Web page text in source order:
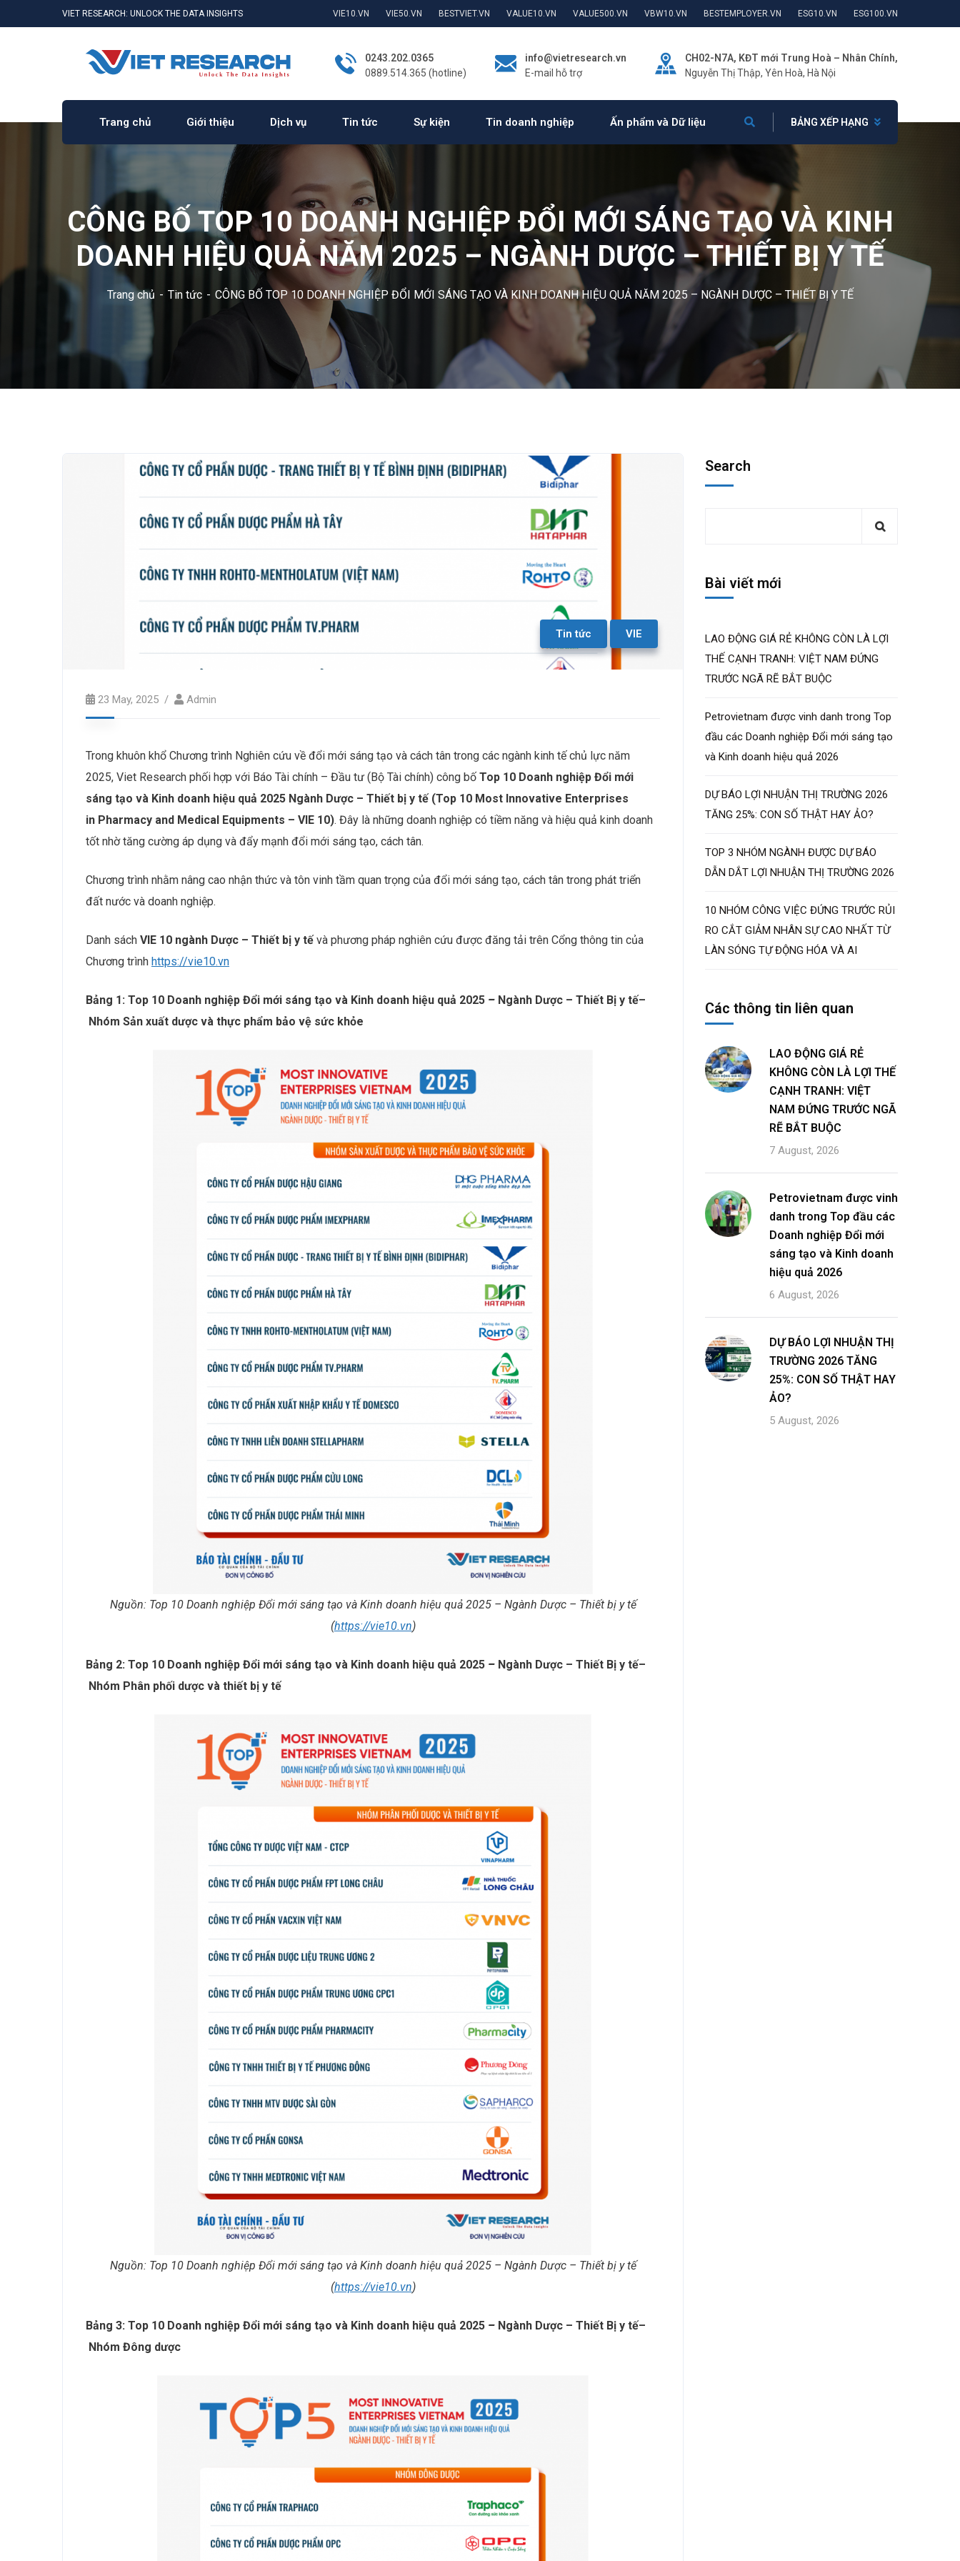
VIET RESEARCH: UNLOCK THE DATA INSIGHTS VIE10.VN VIE50.VN BESTVIET.VN VALUE10.VN VALUE500.VN VBW10.VN BESTEMPLOYER.VN ESG10.VN ESG100.VN
0243.202.0365
0889.514.365 (hotline)
info@vietresearch.vn
E-mail hỗ trợ
CH02-N7A, KĐT mới Trung Hoà – Nhân Chính,
Nguyễn Thị Thập, Yên Hoà, Hà Nội
Trang chủ Giới thiệu Dịch vụ Tin tức Sự kiện Tin doanh nghiệp Ấn phẩm và Dữ liệu BẢNG XẾP HẠNG
CÔNG BỐ TOP 10 DOANH NGHIỆP ĐỔI MỚI SÁNG TẠO VÀ KINH
DOANH HIỆU QUẢ NĂM 2025 – NGÀNH DƯỢC – THIẾT BỊ Y TẾ
Trang chủ Tin tức CÔNG BỐ TOP 10 DOANH NGHIỆP ĐỔI MỚI SÁNG TẠO VÀ KINH DOANH HIỆU QUẢ NĂM 2025 – NGÀNH DƯỢC – THIẾT BỊ Y TẾ
Tin tức VIE
23 May, 2025 Admin
Trong khuôn khổ Chương trình Nghiên cứu về đổi mới sáng tạo và cách tân trong các ngành kinh tế chủ lực năm
2025, Viet Research phối hợp với Báo Tài chính – Đầu tư (Bộ Tài chính) công bố Top 10 Doanh nghiệp Đổi mới
sáng tạo và Kinh doanh hiệu quả 2025 Ngành Dược – Thiết bị y tế (Top 10 Most Innovative Enterprises
in Pharmacy and Medical Equipments – VIE 10). Đây là những doanh nghiệp có tiềm năng và hiệu quả kinh doanh
tốt nhờ tăng cường áp dụng và đẩy mạnh đổi mới sáng tạo, cách tân.
Chương trình nhằm nâng cao nhận thức và tôn vinh tầm quan trọng của đổi mới sáng tạo, cách tân trong phát triển
đất nước và doanh nghiệp.
Danh sách VIE 10 ngành Dược – Thiết bị y tếvà phương pháp nghiên cứu được đăng tải trên Cổng thông tin của
Chương trình https://vie10.vn
Bảng 1: Top 10 Doanh nghiệp Đổi mới sáng tạo và Kinh doanh hiệu quả 2025 – Ngành Dược – Thiết Bị y tế–
Nhóm Sản xuất dược và thực phẩm bảo vệ sức khỏe
Nguồn: Top 10 Doanh nghiệp Đổi mới sáng tạo và Kinh doanh hiệu quả2025 – Ngành Dược – Thiết bị y tế
(https://vie10.vn)
Bảng 2: Top 10 Doanh nghiệp Đổi mới sáng tạo và Kinh doanh hiệu quả 2025 – Ngành Dược – Thiết Bị y tế–
Nhóm Phân phối dược và thiết bị y tế
Nguồn: Top 10 Doanh nghiệp Đổi mới sáng tạo và Kinh doanh hiệu quả2025 – Ngành Dược – Thiết bị y tế
(https://vie10.vn)
Bảng 3: Top 10 Doanh nghiệp Đổi mới sáng tạo và Kinh doanh hiệu quả 2025 – Ngành Dược – Thiết Bị y tế–
Nhóm Đông dược
Search
Bài viết mới
LAO ĐỘNG GIÁ RẺ KHÔNG CÒN LÀ LỢI
THẾ CẠNH TRANH: VIỆT NAM ĐỨNG
TRƯỚC NGÃ RẼ BẮT BUỘC
Petrovietnam được vinh danh trong Top
đầu các Doanh nghiệp Đổi mới sáng tạo
và Kinh doanh hiệu quả 2026
DỰ BÁO LỢI NHUẬN THỊ TRƯỜNG 2026
TĂNG 25%: CON SỐ THẬT HAY ẢO?
TOP 3 NHÓM NGÀNH ĐƯỢC DỰ BÁO
DẪN DẮT LỢI NHUẬN THỊ TRƯỜNG 2026
10 NHÓM CÔNG VIỆC ĐỨNG TRƯỚC RỦI
RO CẮT GIẢM NHÂN SỰ CAO NHẤT TỪ
LÀN SÓNG TỰ ĐỘNG HÓA VÀ AI
Các thông tin liên quan
LAO ĐỘNG GIÁ RẺ
KHÔNG CÒN LÀ LỢI THẾ
CẠNH TRANH: VIỆT
NAM ĐỨNG TRƯỚC NGÃ
RẼ BẮT BUỘC
7 August, 2026
Petrovietnam được vinh
danh trong Top đầu các
Doanh nghiệp Đổi mới
sáng tạo và Kinh doanh
hiệu quả 2026
6 August, 2026
DỰ BÁO LỢI NHUẬN THỊ
TRƯỜNG 2026 TĂNG
25%: CON SỐ THẬT HAY
ẢO?
5 August, 2026